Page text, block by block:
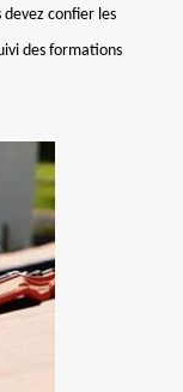
confier les
des formations